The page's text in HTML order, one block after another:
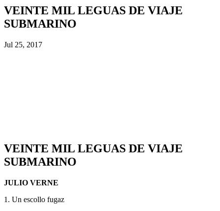
VEINTE MIL LEGUAS DE VIAJE
SUBMARINO
Jul 25, 2017
VEINTE MIL LEGUAS DE VIAJE
SUBMARINO
JULIO VERNE
1. Un escollo fugaz